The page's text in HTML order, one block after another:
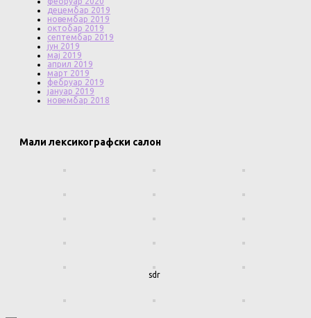
децембар 2019
новембар 2019
октобар 2019
септембар 2019
јун 2019
мај 2019
април 2019
март 2019
фебруар 2019
јануар 2019
новембар 2018
Мали лексикографски салон
sdr